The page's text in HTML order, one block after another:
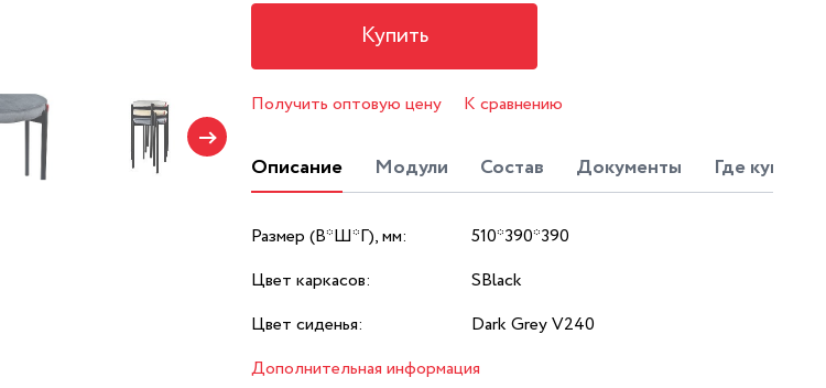
Купить
Получить оптовую цену К сравнению
Описание Модули Состав Документы Где купить?
Размер (В*Ш*Г), мм:
510*390*390
Цвет каркасов:
SBlack
Цвет сиденья:
Dark Grey V240
Дополнительная информация